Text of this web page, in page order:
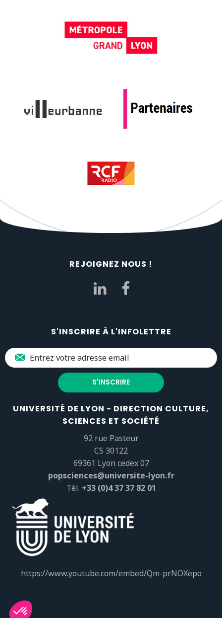
REJOIGNEZ NOUS !
S'INSCRIRE À L'INFOLETTRE
UNIVERSITÉ DE LYON - DIRECTION CULTURE,
SCIENCES ET SOCIÉTÉ
92 rue Pasteur
CS 30122
69361 Lyon cedex 07
popsciences@universite-lyon.fr
Tél. +33 (0)4 37 37 82 01
https://www.youtube.com/embed/Qm-prNOXepo